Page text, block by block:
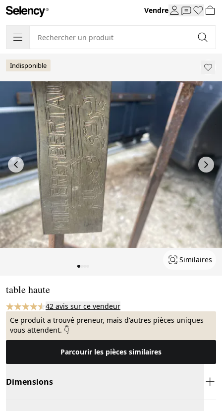
Vendre
Indisponible
Similaires
table haute
42 avis sur ce vendeur
Ce produit a trouvé preneur, mais d'autres pièces uniques
vous attendent. 👇
Parcourir les pièces similaires
Dimensions